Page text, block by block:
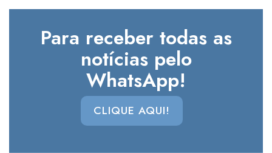
Para receber todas as
notícias pelo
WhatsApp!
CLIQUE AQUI!